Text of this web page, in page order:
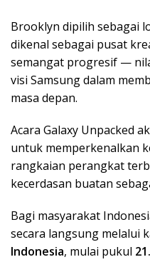
Brooklyn dipilih sebagai
dikenal sebagai pusat
semangat progresif —
visi Samsung dalam
masa depan.
Acara Galaxy Unpacked
untuk memperkenalkan
rangkaian perangkat
kecerdasan buatan
Bagi masyarakat
secara langsung melalui
Indonesia, mulai pukul